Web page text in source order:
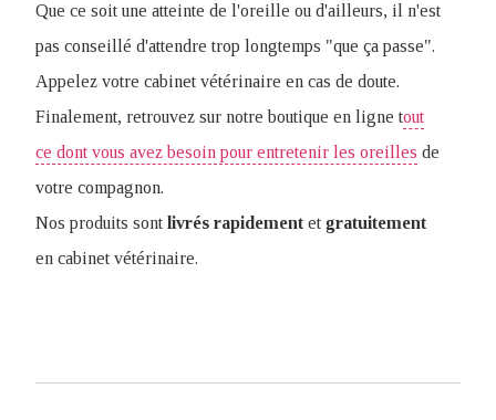
Que ce soit une atteinte de l'oreille ou d'ailleurs, il n'est
pas conseillé d'attendre trop longtemps "que ça passe".
Appelez votre cabinet vétérinaire en cas de doute.
Finalement, retrouvez sur notre boutique en ligne tout
ce dont vous avez besoin pour entretenir les oreilles de
votre compagnon.
Nos produits sont livrés rapidement et gratuitement
en cabinet vétérinaire.